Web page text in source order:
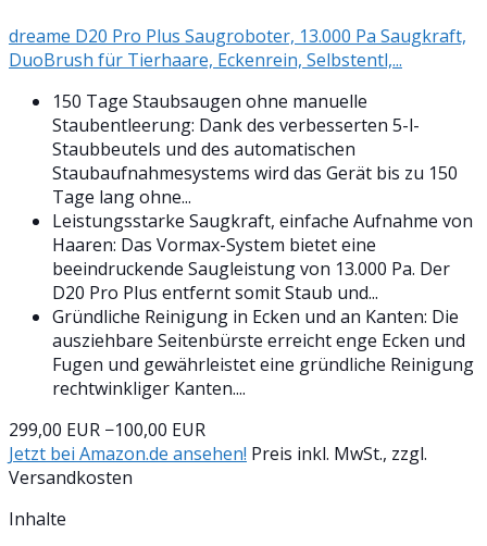
dreame D20 Pro Plus Saugroboter, 13.000 Pa Saugkraft,
DuoBrush für Tierhaare, Eckenrein, Selbstentl,...
150 Tage Staubsaugen ohne manuelle
Staubentleerung: Dank des verbesserten 5-l-
Staubbeutels und des automatischen
Staubaufnahmesystems wird das Gerät bis zu 150
Tage lang ohne...
Leistungsstarke Saugkraft, einfache Aufnahme von
Haaren: Das Vormax-System bietet eine
beeindruckende Saugleistung von 13.000 Pa. Der
D20 Pro Plus entfernt somit Staub und...
Gründliche Reinigung in Ecken und an Kanten: Die
ausziehbare Seitenbürste erreicht enge Ecken und
Fugen und gewährleistet eine gründliche Reinigung
rechtwinkliger Kanten....
299,00 EUR −100,00 EUR
Jetzt bei Amazon.de ansehen! Preis inkl. MwSt., zzgl.
Versandkosten
Inhalte